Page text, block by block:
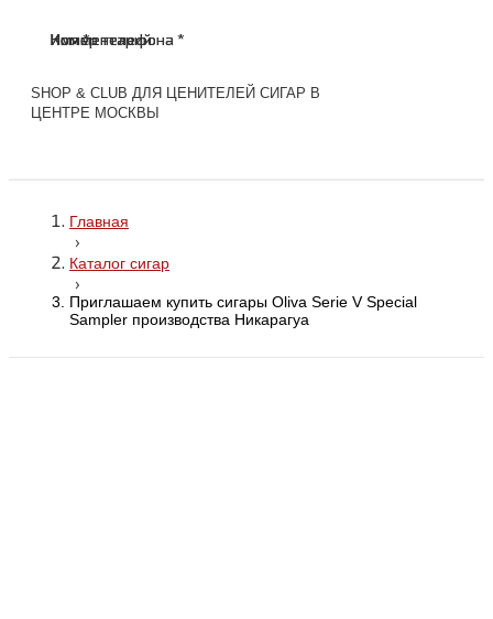
SHOP & CLUB ДЛЯ ЦЕНИТЕЛЕЙ СИГАР В
ЦЕНТРЕ МОСКВЫ
Главная
›
Каталог сигар
›
Приглашаем купить сигары Oliva Serie V Special
Sampler производства Никарагуа
Имя *
Номер телефона *
Комментарий
Имя *
Номер телефона *
Комментарий